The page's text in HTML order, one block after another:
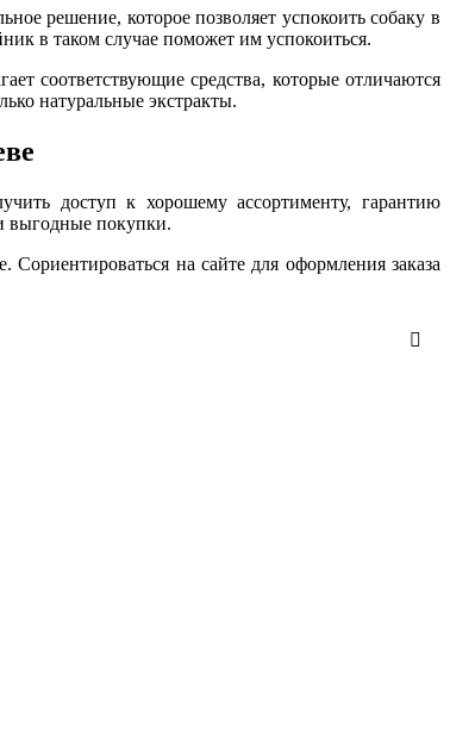
решение, которое позволяет успокоить собаку в
в таком случае поможет им успокоиться.
соответствующие средства, которые отличаются
натуральные экстракты.
доступ к хорошему ассортименту, гарантию
выгодные покупки.
на сайте для оформления заказа